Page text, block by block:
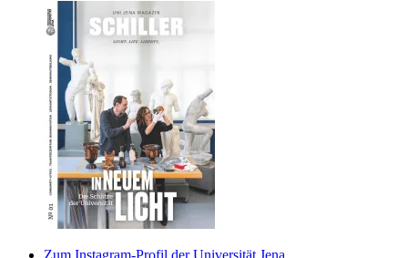
Zum Instagram-Profil der Universität Jena